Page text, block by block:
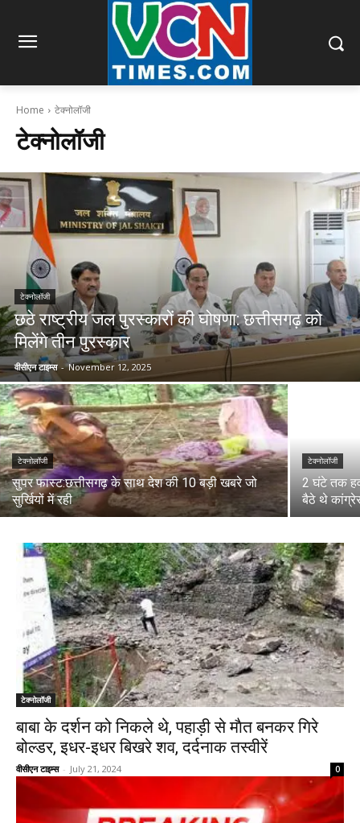
Home टेक्नोलॉजी
टेक्नोलॉजी
टेक्नोलॉजी
छठे राष्ट्रीय जल पुरस्कारों की घोषणा: छत्तीसगढ़ को
मिलेंगे तीन पुरस्कार
वीसीएन टाइम्स - November 12, 2025
टेक्नोलॉजी
सुपर फास्ट:छत्तीसगढ़ के साथ देश की 10 बड़ी खबरे जो
सुर्खियों में रही
टेक्नोलॉजी
2 घंटे तक
बैठे थे
टेक्नोलॉजी
बाबा के दर्शन को निकले थे, पहाड़ी से माैत बनकर गिरे
बोल्डर, इधर-इधर बिखरे शव, दर्दनाक तस्वीरें
वीसीएन टाइम्स - July 21, 2024 0